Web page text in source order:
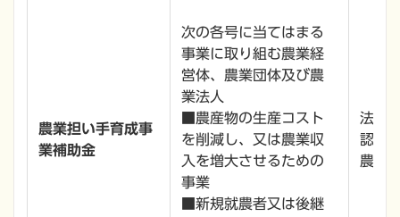
農業担い手育成事
業補助金
次の各号に当てはまる
事業に取り組む農業経
営体、農業団体及び農
業法人
■農産物の生産コスト
を削減し、又は農業収
入を増大させるための
事業
■新規就農者又は後継
法人
認定
農業